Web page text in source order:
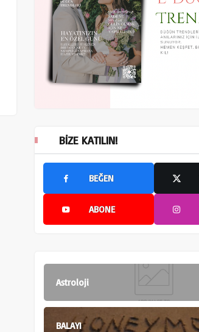
BIZE KATILIN!
BEĞEN
ABONE
Astroloji
BALAYI